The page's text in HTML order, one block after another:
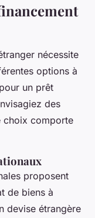
nécessite
options à
un prêt
des
choix comporte
proposent
de biens à
devise étrangère